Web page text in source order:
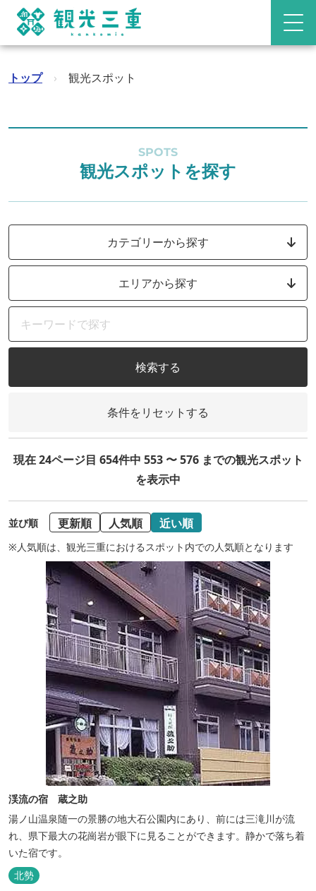
トップ › 観光スポット
SPOTS
観光スポットを探す
カテゴリーから探す
エリアから探す
検索する
条件をリセットする
現在 24ページ目 654件中 553 〜 576 までの観光スポット
を表示中
並び順 更新順 人気順 近い順
※人気順は、観光三重におけるスポット内での人気順となります
渓流の宿 蔵之助
湯ノ山温泉随一の景勝の地大石公園内にあり、前には三滝川が流
れ、県下最大の花崗岩が眼下に見ることができます。静かで落ち着
いた宿です。
北勢